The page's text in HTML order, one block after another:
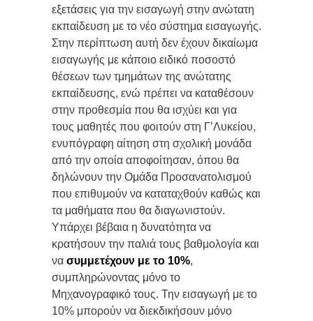
εξετάσεις για την εισαγωγή στην ανώτατη
εκπαίδευση με το νέο σύστημα εισαγωγής.
Στην περίπτωση αυτή δεν έχουν δικαίωμα
εισαγωγής με κάποιο ειδικό ποσοστό
θέσεων των τμημάτων της ανώτατης
εκπαίδευσης, ενώ πρέπει να καταθέσουν
στην προθεσμία που θα ισχύει και για
τους μαθητές που φοιτούν στη Γ’Λυκείου,
ενυπόγραφη αίτηση στη σχολική μονάδα
από την οποία αποφοίτησαν, όπου θα
δηλώνουν την Ομάδα Προσανατολισμού
που επιθυμούν να καταταχθούν καθώς και
τα μαθήματα που θα διαγωνιστούν.
Υπάρχει βέβαια η δυνατότητα να
κρατήσουν την παλιά τους βαθμολογία και
να συμμετέχουν με το 10%,
συμπληρώνοντας μόνο το
Μηχανογραφικό τους. Την εισαγωγή με το
10% μπορούν να διεκδικήσουν μόνο